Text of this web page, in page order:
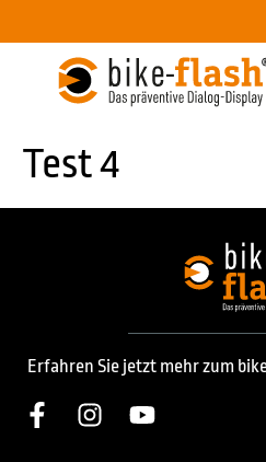
Test 4
Erfahren Sie jetzt mehr zum